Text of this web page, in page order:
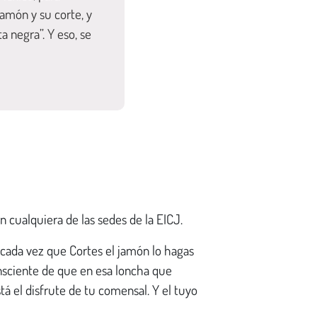
y su corte, y
negra”. Y eso, se
cualquiera de las sedes de la EICJ.
vez que Cortes el jamón lo hagas
de que en esa loncha que
el disfrute de tu comensal. Y el tuyo